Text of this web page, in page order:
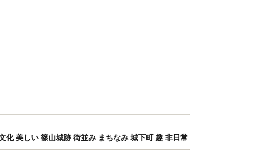
美しい 篠山城跡 街並み まちなみ 城下町 趣 非日常